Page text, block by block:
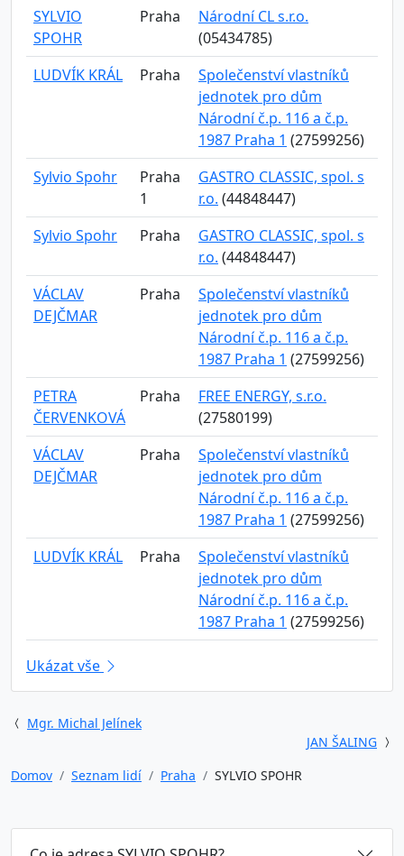
SYLVIO
SPOHR
Praha
Národní CL s.r.o.
(05434785)
LUDVÍK KRÁL
Praha
Společenství vlastníků
jednotek pro dům
Národní č.p. 116 a č.p.
1987 Praha 1 (27599256)
Sylvio Spohr
Praha
1
GASTRO CLASSIC, spol. s
r.o. (44848447)
Sylvio Spohr
Praha
GASTRO CLASSIC, spol. s
r.o. (44848447)
VÁCLAV
DEJČMAR
Praha
Společenství vlastníků
jednotek pro dům
Národní č.p. 116 a č.p.
1987 Praha 1 (27599256)
PETRA
ČERVENKOVÁ
Praha
FREE ENERGY, s.r.o.
(27580199)
VÁCLAV
DEJČMAR
Praha
Společenství vlastníků
jednotek pro dům
Národní č.p. 116 a č.p.
1987 Praha 1 (27599256)
LUDVÍK KRÁL
Praha
Společenství vlastníků
jednotek pro dům
Národní č.p. 116 a č.p.
1987 Praha 1 (27599256)
Ukázat vše
Mgr. Michal Jelínek
JAN ŠALING
Domov
Seznam lidí Praha SYLVIO SPOHR